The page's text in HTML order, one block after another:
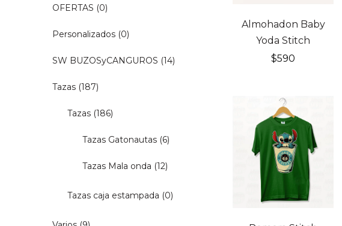
Almohadon Baby
Yoda Stitch
$590
OFERTAS (0)
Personalizados (0)
SW BUZOSyCANGUROS (14)
Tazas (187)
Tazas (186)
Tazas Gatonautas (6)
Tazas Mala onda (12)
Tazas caja estampada (0)